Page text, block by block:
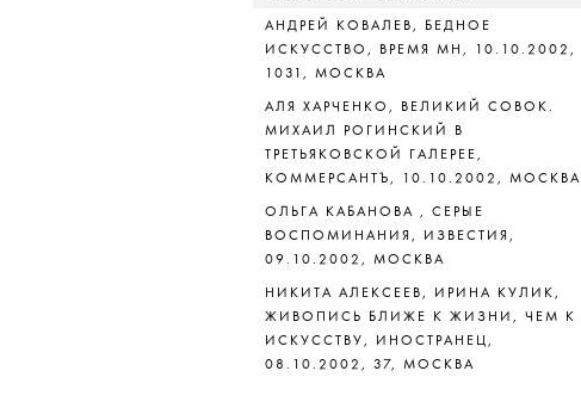
АНДРЕЙ КОВАЛЕВ, БЕДНОЕ
ИСКУССТВО, ВРЕМЯ МН, 10.10.2002,
1031, МОСКВА
АЛЯ ХАРЧЕНКО, ВЕЛИКИЙ СОВОК.
МИХАИЛ РОГИНСКИЙ В
ТРЕТЬЯКОВСКОЙ ГАЛЕРЕЕ,
КОММЕРСАНТЪ, 10.10.2002, МОСКВА
ОЛЬГА КАБАНОВА , СЕРЫЕ
ВОСПОМИНАНИЯ, ИЗВЕСТИЯ,
09.10.2002, МОСКВА
НИКИТА АЛЕКСЕЕВ, ИРИНА КУЛИК,
ЖИВОПИСЬ БЛИЖЕ К ЖИЗНИ, ЧЕМ К
ИСКУССТВУ, ИНОСТРАНЕЦ,
08.10.2002, 37, МОСКВА